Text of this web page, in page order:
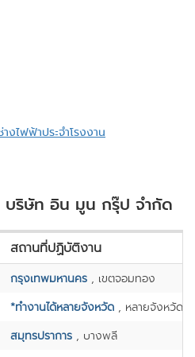
างไฟฟ้าประจำโรงงาน
ริษัท อิน มูน กรุ๊ป จำกัด
สถานที่ปฏิบัติงาน
กรุงเทพมหานคร , เขตจอมทอง
*ทำงานได้หลายจังหวัด , หลายจังหวัด
สมุทรปราการ , บางพลี